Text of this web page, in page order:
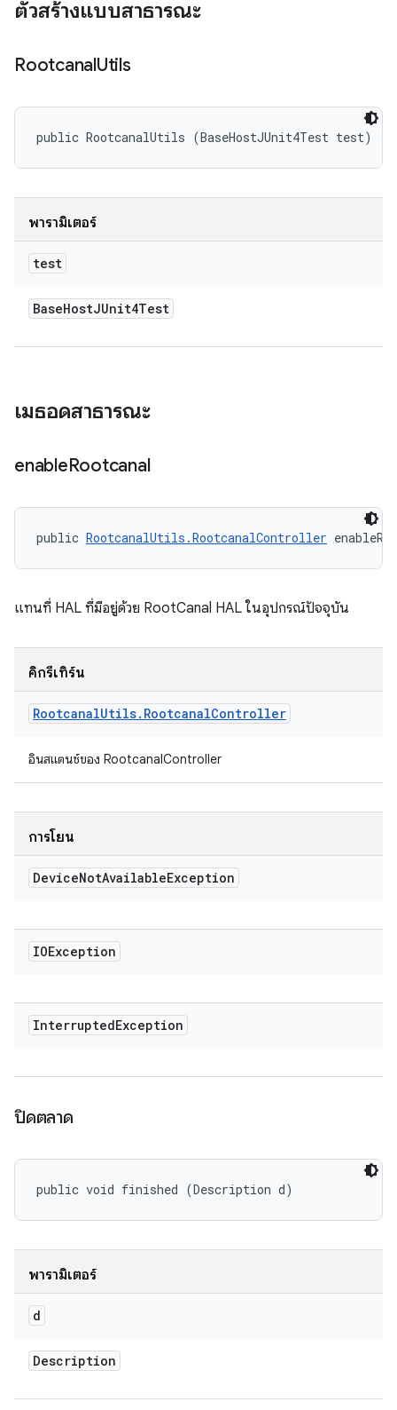
ตัวสร้างแบบสาธารณะ
RootcanalUtils
public RootcanalUtils (BaseHostJUnit4Test test)
พารามิเตอร์
test
BaseHostJUnit4Test
เมธอดสาธารณะ
enableRootcanal
public RootcanalUtils.RootcanalController
แทนที่ HAL ที่มีอยู่ด้วย RootCanal HAL ในอุปกรณ์ปัจจุบัน
คิกรีเทิร์น
RootcanalUtils. RootcanalController
อินสแตนซ์ของ RootcanalController
การโยน
DeviceNotAvailableException
IOException
InterruptedException
ปิดตลาด
public void finished (Description d)
พารามิเตอร์
d
Description